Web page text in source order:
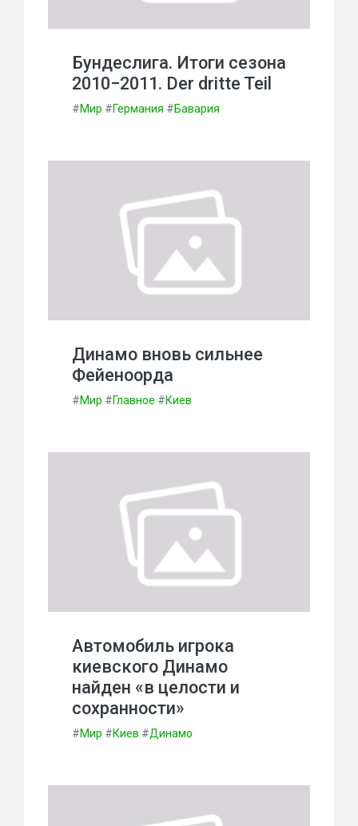
Бундеслига. Итоги сезона
2010−2011. Der dritte Teil
#Мир #Германия #Бавария
Динамо вновь сильнее
Фейеноорда
#Мир #Главное #Киев
Автомобиль игрока
киевского Динамо
найден «в целости и
сохранности»
#Мир #Киев #Динамо